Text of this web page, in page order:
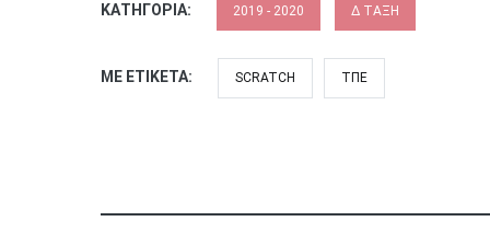
ΚΑΤΗΓΟΡΊΑ: 2019 - 2020 Δ ΤΆΞΗ
ΜΕ ΕΤΙΚΈΤΑ: SCRATCH ΤΠΕ